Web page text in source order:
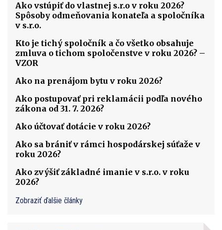
Ako vstúpiť do vlastnej s.r.o v roku 2026?
Spôsoby odmeňovania konateľa a spoločníka
v s.r.o.
Kto je tichý spoločník a čo všetko obsahuje
zmluva o tichom spoločenstve v roku 2026? –
VZOR
Ako na prenájom bytu v roku 2026?
Ako postupovať pri reklamácii podľa nového
zákona od 31. 7. 2026?
Ako účtovať dotácie v roku 2026?
Ako sa brániť v rámci hospodárskej súťaže v
roku 2026?
Ako zvýšiť základné imanie v s.r.o. v roku
2026?
Zobraziť ďalšie články